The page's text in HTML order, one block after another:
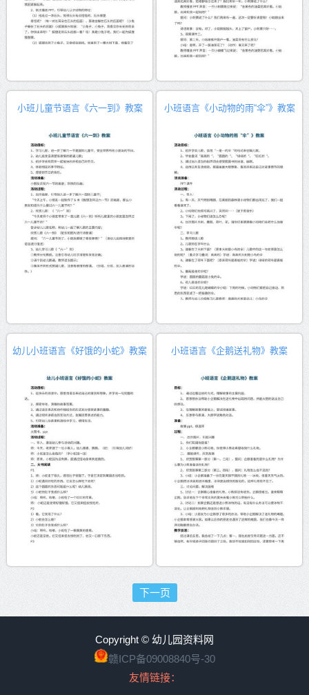
小班儿童节语言《六一到》教案 小班语言《小动物的雨“伞”》教案
幼儿小班语言《好饿的小蛇》教案 小班语言《企鹅送礼物》教案
下一页
Copyright © 幼儿园资料网
赣ICP备09008840号-30
友情链接：